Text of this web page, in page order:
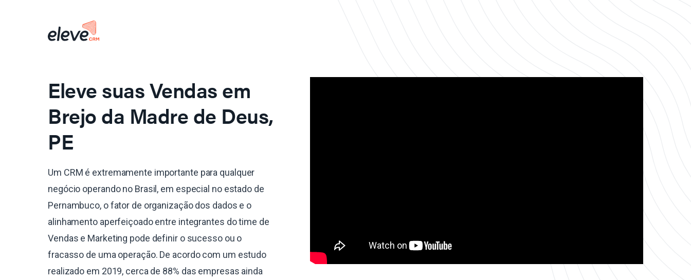
Eleve suas Vendas em
Brejo da Madre de Deus,
PE
Um CRM é extremamente importante para qualquer
negócio operando no Brasil, em especial no estado de
Pernambuco, o fator de organização dos dados e o
alinhamento aperfeiçoado entre integrantes do time de
Vendas e Marketing pode definir o sucesso ou o
fracasso de uma operação. De acordo com um estudo
realizado em 2019, cerca de 88% das empresas ainda